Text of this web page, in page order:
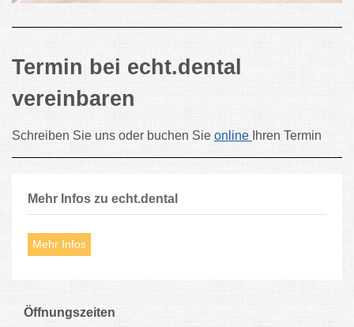
Termin bei echt.dental
vereinbaren
Schreiben Sie uns oder buchen Sie online Ihren Termin
Mehr Infos zu echt.dental
Mehr Infos
Öffnungszeiten